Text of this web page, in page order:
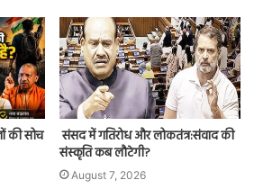
की सोच
संसद में गतिरोध और लोकतंत्र:संवाद की
संस्कृति कब लौटेगी?
August 7, 2026